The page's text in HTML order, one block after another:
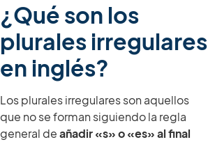
¿Qué son los
plurales irregulares
en inglés?
Los plurales irregulares son aquellos
que no se forman siguiendo la regla
general deañadir «s» o «es» al final